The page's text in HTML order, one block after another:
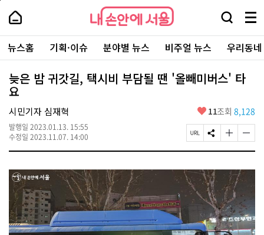
본
로
가
내
손
안
에
서
울
-
서
울
시
대
표
소
통
포
내
손
에
울
검
창
열
기
메
뉴
전
체
보
주
요
서
뉴스홈 기획·이슈 분야별 뉴스 비주얼 뉴스 우리동
늦은 밤 귀갓길, 택시비 부담될 땐 '올빼미버스' 타
요
시민기자 심재혁
발행일 2023.01.13. 15:55
수정일 2023.11.07. 14:00
좋
요
11조회 8,128
페
이
U
R
L
복
사
S
N
공
유
하
기
글
자
기
크
게
변
경
하
기
글
자
기
게
변
경
하
기
페
상
단
로